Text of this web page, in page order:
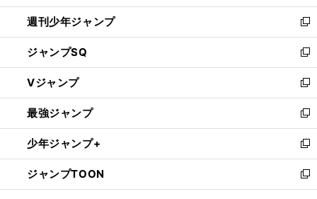
開
く
週刊少年ジャンプ
新
し
い
ウ
ィ
ン
ド
ウ
で
開
く
ジャンプSQ
新
し
い
ウ
ィ
ン
ド
ウ
で
開
Vジャンプ
新
し
い
ウ
ィ
ン
ド
ウ
最強ジャンプ
新
し
い
ウ
ィ
ン
少年ジャンプ+
新
し
い
ウ
ジャンプTOON
新
し